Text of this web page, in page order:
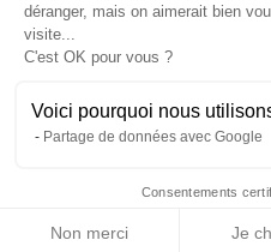
déranger, mais on aimerait bien
visite...
C'est OK pour vous ?
Voici pourquoi nous
Partage de données avec Google
Consentements
Non merci Je